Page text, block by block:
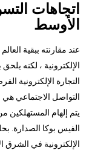
اتجاهات
الأوسط
عند مقارنته ببقية
الإلكترونية ، لكنه
التجارة الإلكترونية
التواصل الاجتماعي
يتم إلهام المستهلكين
الإلكترونية في الشرق